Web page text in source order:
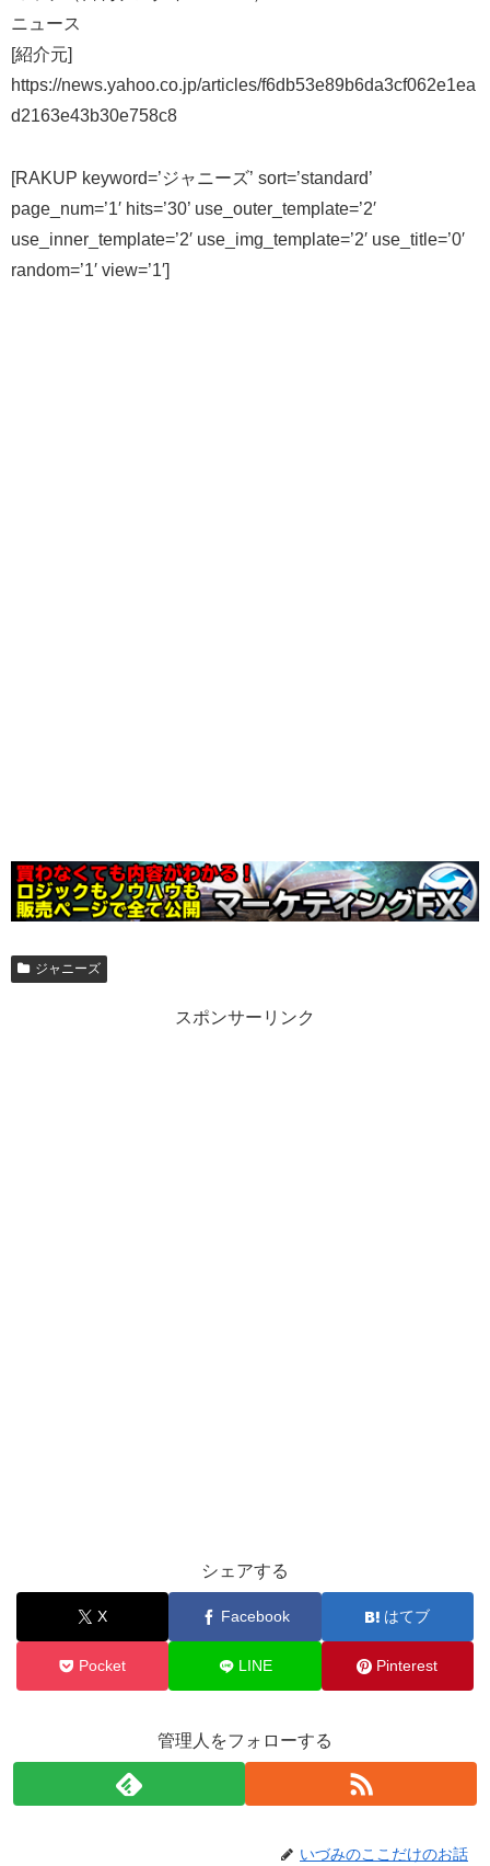
ニュース
[紹介元]
https://news.yahoo.co.jp/articles/f6db53e89b6da3cf062e1ea
d2163e43b30e758c8
[RAKUP keyword=’ジャニーズ’ sort=’standard’
page_num=’1′ hits=’30’ use_outer_template=’2′
use_inner_template=’2′ use_img_template=’2′ use_title=’0′
random=’1′ view=’1′]
ジャニーズ
スポンサーリンク
シェアする
X Facebook はてブ
Pocket LINE Pinterest
管理人をフォローする
いづみのここだけのお話